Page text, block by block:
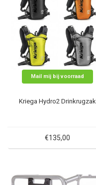
Mail mij bij voorraad
Kriega Hydro2 Drinkrugzak
€135,00